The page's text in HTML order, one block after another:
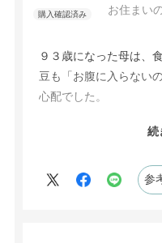
お住まい
９３歳になった母は、
豆も「お腹に入らない
心配でした。
近くに置いていますの
ロリーも補えて味も気
続
参